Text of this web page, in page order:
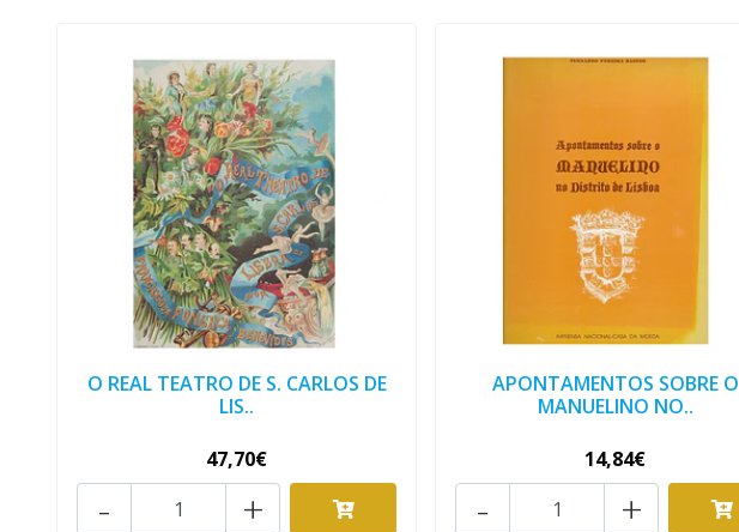
O REAL TEATRO DE S. CARLOS DE
LIS..
47,70€
+
-
APONTAMENTOS SOBRE O
MANUELINO NO..
14,84€
+
-